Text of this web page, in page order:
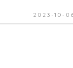
2023-10-